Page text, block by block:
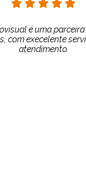
é uma
com execelente
atendimento.